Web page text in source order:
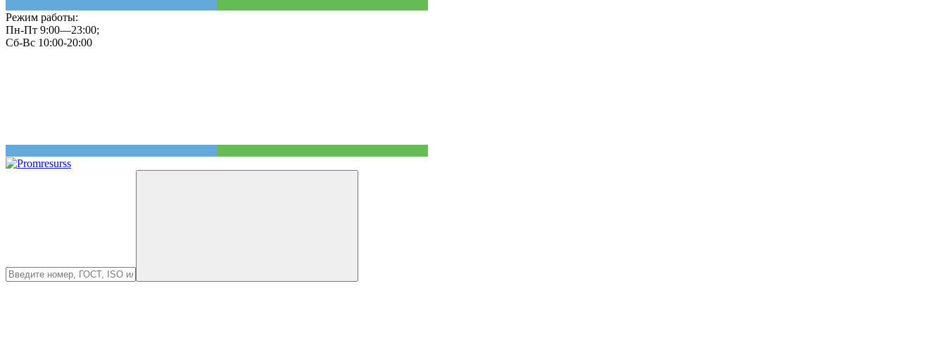
Режим работы:
Пн-Пт 9:00—23:00;
Сб-Вс 10:00-20:00